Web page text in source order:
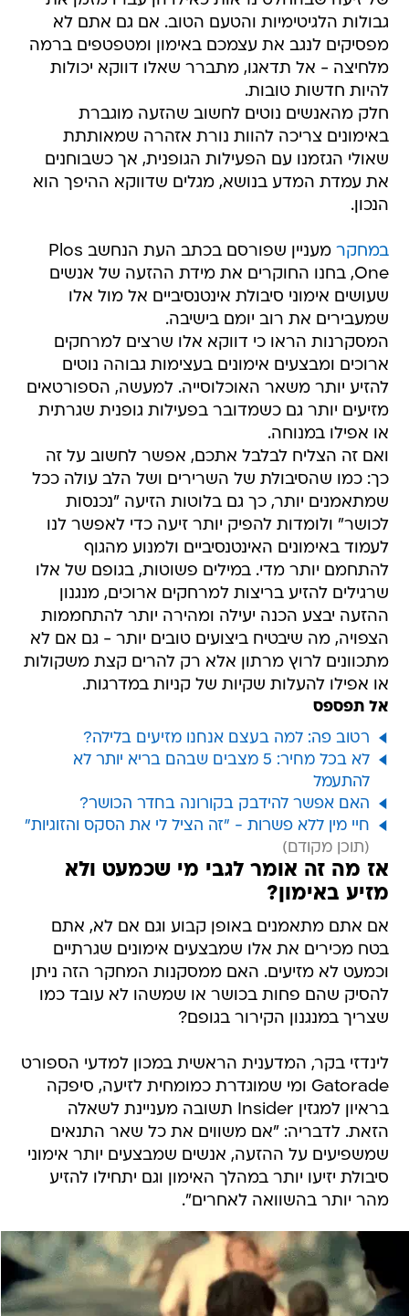
גבולות הלגיטימיות והטעם הטוב. אם גם אתם לא
מפסיקים לנגב את עצמכם באימון ומטפטפים ברמה
מלחיצה - אל תדאגו, מתברר שאלו דווקא יכולות
להיות חדשות טובות.
חלק מהאנשים נוטים לחשוב שהזעה מוגברת
באימונים צריכה להוות נורת אזהרה שמאותתת
שאולי הגזמנו עם הפעילות הגופנית, אך כשבוחנים
את עמדת המדע בנושא, מגלים שדווקא ההיפך הוא
הנכון.
במחקר
מעניין שפורסם בכתב העת הנחשב Plos
One, בחנו החוקרים את מידת ההזעה של אנשים
שעושים אימוני סיבולת אינטנסיביים אל מול אלו
שמעבירים את רוב יומם בישיבה.
המסקרנות הראו כי דווקא אלו שרצים למרחקים
ארוכים ומבצעים אימונים בעצימות גבוהה נוטים
להזיע יותר משאר האוכלוסייה. למעשה, הספורטאים
מזיעים יותר גם כשמדובר בפעילות גופנית שגרתית
או אפילו במנוחה.
ואם זה הצליח לבלבל אתכם, אפשר לחשוב על זה
כך: כמו שהסיבולת של השרירים ושל הלב עולה ככל
שמתאמנים יותר, כך גם בלוטות הזיעה "נכנסות
לכושר" ולומדות להפיק יותר זיעה כדי לאפשר לנו
לעמוד באימונים האינטנסיביים ולמנוע מהגוף
להתחמם יותר מדי. במילים פשוטות, בגופם של אלו
שרגילים להזיע בריצות למרחקים ארוכים, מנגנון
ההזעה יבצע הכנה יעילה ומהירה יותר להתחממות
הצפויה, מה שיבטיח ביצועים טובים יותר - גם אם לא
מתכוונים לרוץ מרתון אלא רק להרים קצת משקולות
או אפילו להעלות שקיות של קניות במדרגות.
אל תפספס
רטוב פה: למה בעצם אנחנו מזיעים בלילה?
לא בכל מחיר: 5 מצבים שבהם בריא יותר לא
להתעמל
האם אפשר להידבק בקורונה בחדר הכושר?
חיי מין ללא פשרות - "זה הציל לי את הסקס והזוגיות"
אז מה זה אומר לגבי מי שכמעט ולא
מזיע באימון?
אם אתם מתאמנים באופן קבוע וגם אם לא, אתם
בטח מכירים את אלו שמבצעים אימונים שגרתיים
וכמעט לא מזיעים. האם ממסקנות המחקר הזה ניתן
להסיק שהם פחות בכושר או שמשהו לא עובד כמו
שצריך במנגנון הקירור בגופם?
לינדזי בקר, המדענית הראשית במכון למדעי הספורט
Gatorade ומי שמוגדרת כמומחית לזיעה, סיפקה
בראיון למגזין Insider תשובה מעניינת לשאלה
הזאת. לדבריה: "אם משווים את כל שאר התנאים
שמשפיעים על ההזעה, אנשים שמבצעים יותר אימוני
סיבולת יזיעו יותר במהלך האימון וגם יתחילו להזיע
מהר יותר בהשוואה לאחרים".